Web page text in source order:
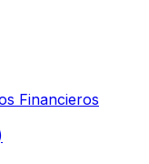
Financieros